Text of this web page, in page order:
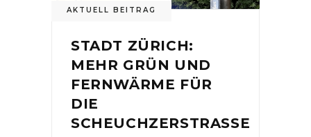
AKTUELL BEITRAG
STADT ZÜRICH:
MEHR GRÜN UND
FERNWÄRME FÜR
DIE
SCHEUCHZERSTRASSE